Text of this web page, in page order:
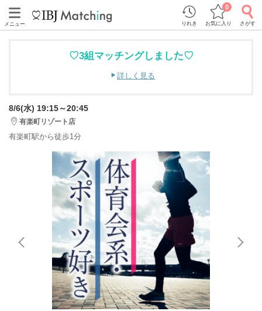
メニュー りれき お気に入り
0
さがす
♡3組マッチングしました♡
詳しく見る
8/6(水) 19:15～20:45
有楽町リゾート店
有楽町駅から徒歩1分